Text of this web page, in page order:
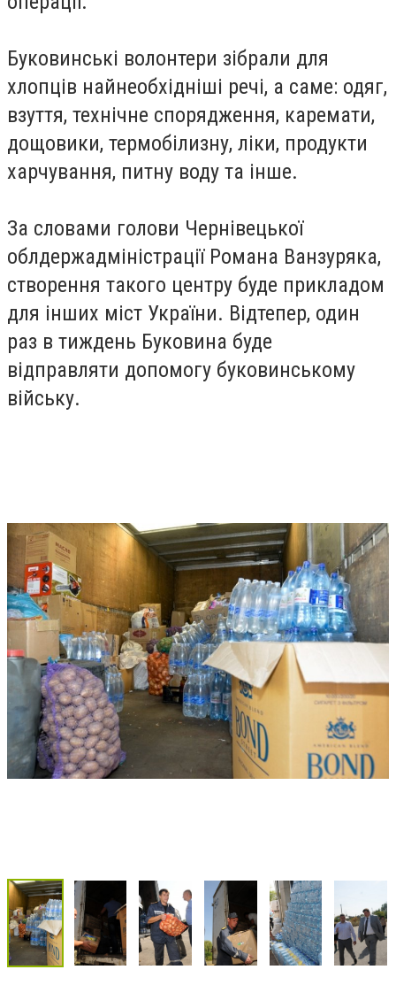
Буковинські волонтери зібрали для
хлопців найнеобхідніші речі, а саме: одяг,
взуття, технічне спорядження, каремати,
дощовики, термобілизну, ліки, продукти
харчування, питну воду та інше.
За словами голови Чернівецької
облдержадміністрації Романа Ванзуряка,
створення такого центру буде прикладом
для інших міст України. Відтепер, один
раз в тиждень Буковина буде
відправляти допомогу буковинському
війську.